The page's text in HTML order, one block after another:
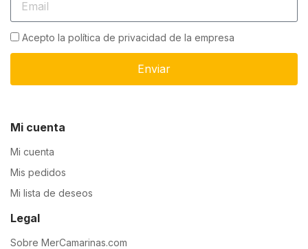
Acepto la política de privacidad de la empresa
Enviar
Mi cuenta
Mi cuenta
Mis pedidos
Mi lista de deseos
Legal
Sobre MerCamarinas.com